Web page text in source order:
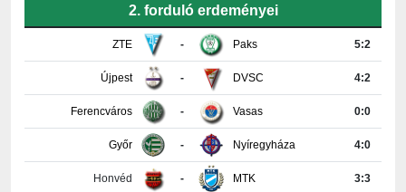
ZTE - Paks
Újpest DVSC 4:2
Ferencváros Vasas 0:0
Győr Nyíregyháza 4:0
Honvéd MTK 3:3
PAFC Kisvárda 0:2